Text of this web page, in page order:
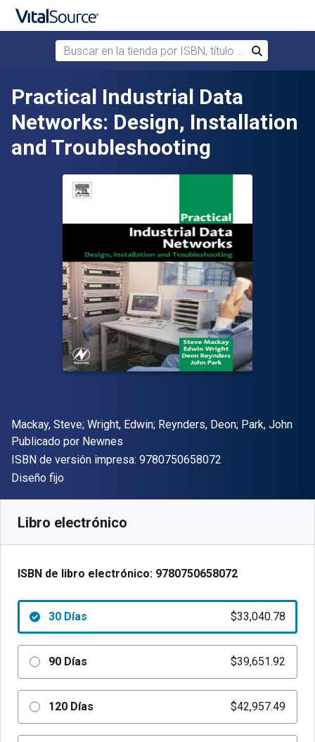
Saltar al contenido principal
Buscar en la tienda por ISBN, título o autor
Buscar
Practical Industrial Data
Networks: Design, Installation
and Troubleshooting
Autor(es)
Mackay, Steve; Wright, Edwin; Reynders, Deon; Park, John
Editor
Publicado por Newnes
ISBN de versión impresa: 9780750658072
Formato
Diseño fijo
Libro electrónico
ISBN de libro electrónico: 9780750658072
30 Días $33,040.78
90 Días $39,651.92
120 Días $42,957.49